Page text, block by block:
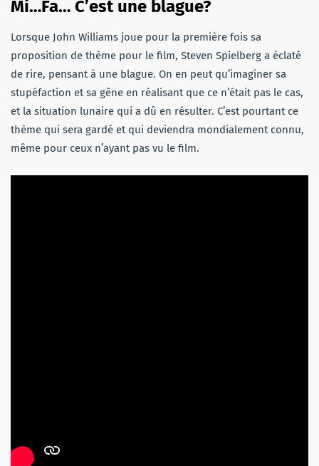
Mi…Fa… C’est une blague?
Lorsque John Williams joue pour la première fois sa
proposition de thème pour le film, Steven Spielberg a éclaté
de rire, pensant à une blague. On en peut qu’imaginer sa
stupéfaction et sa gêne en réalisant que ce n’était pas le cas,
et la situation lunaire qui a dû en résulter. C’est pourtant ce
thème qui sera gardé et qui deviendra mondialement connu,
même pour ceux n’ayant pas vu le film.